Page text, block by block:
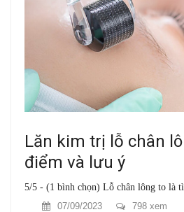
Lăn kim trị lỗ chân
điểm và lưu ý
5/5 - (1 bình chọn) Lỗ chân lông to là
07/09/2023
798 xem